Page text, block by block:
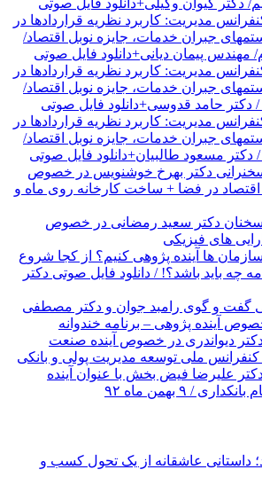
دکتر کیوان وکیلی+دانلود فایل صوتی
مدیریت: کاربرد نظریه قراردادها در
جبران خدمات، جایزه نوبل اقتصاد/
پیمان دیانی+دانلود فایل صوتی
مدیریت: کاربرد نظریه قراردادها در
جبران خدمات، جایزه نوبل اقتصاد/
حامد قدوسی+دانلود فایل صوتی
مدیریت: کاربرد نظریه قراردادها در
جبران خدمات، جایزه نوبل اقتصاد/
مسعود طالبیان+دانلود فایل صوتی
دکتر بهرخ خوشنویس در خصوص
در فضا + ساخت کارخانه روی ماه و
دکتر سعید رمضانی در خصوص
های فیزیکی
ها آینده پژوهی کنیم؟ از کجا شروع
چه باید باشد؟! / دانلود فایل صوتی دکتر
گفت و گوی رامبد جوان و دکتر مصطفی
آینده پژوهی – برنامه خندوانه
دیواندری در خصوص آینده صنعت
کنفرانس ملی توسعه مدیریت پولی و بانکی
علیرضا فیض بخش با عنوان آینده
/ ۹ بهمن ماه ۹۲